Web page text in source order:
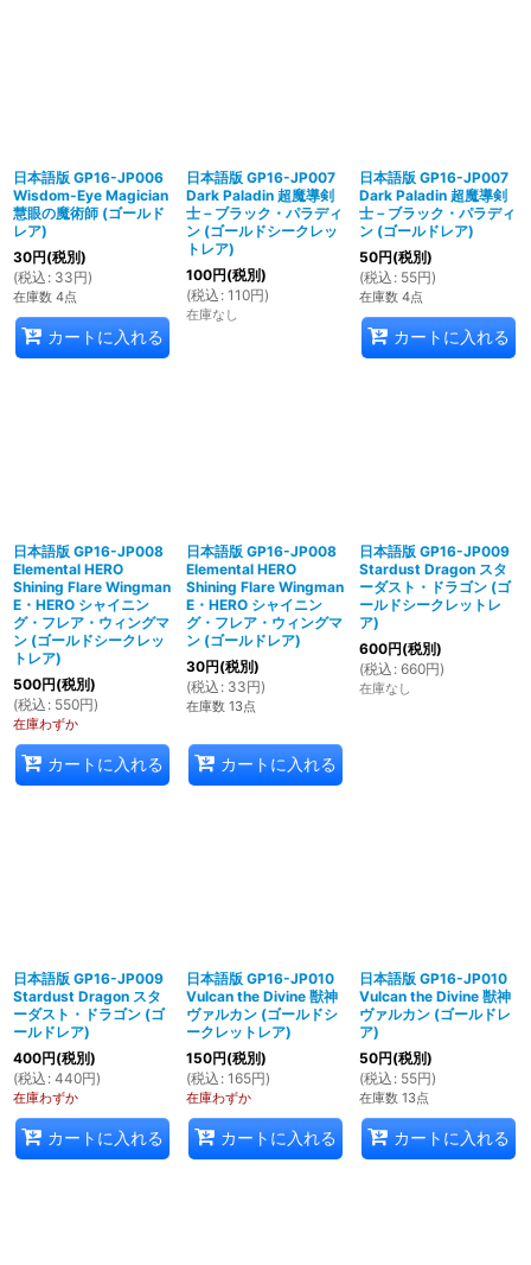
日本語版 GP16-JP006
Wisdom-Eye Magician
慧眼の魔術師 (ゴールド
レア)
30円(税別)
(税込 : 33円)
在庫数 4点
カートに入れる
日本語版 GP16-JP007
Dark Paladin 超魔導剣
士－ブラック・パラディ
ン (ゴールドシークレッ
トレア)
100円(税別)
(税込 : 110円)
在庫なし
日本語版 GP16-JP007
Dark Paladin 超魔導剣
士－ブラック・パラディ
ン (ゴールドレア)
50円(税別)
(税込 : 55円)
在庫数 4点
カートに入れる
日本語版 GP16-JP008
Elemental HERO
Shining Flare Wingman
E・HERO シャイニン
グ・フレア・ウィングマ
ン (ゴールドシークレッ
トレア)
500円(税別)
(税込 : 550円)
在庫わずか
カートに入れる
日本語版 GP16-JP008
Elemental HERO
Shining Flare Wingman
E・HERO シャイニン
グ・フレア・ウィングマ
ン (ゴールドレア)
30円(税別)
(税込 : 33円)
在庫数 13点
カートに入れる
日本語版 GP16-JP009
Stardust Dragon スタ
ーダスト・ドラゴン (ゴ
ールドシークレットレ
ア)
600円(税別)
(税込 : 660円)
在庫なし
日本語版 GP16-JP009
Stardust Dragon スタ
ーダスト・ドラゴン (ゴ
ールドレア)
400円(税別)
(税込 : 440円)
在庫わずか
カートに入れる
日本語版 GP16-JP010
Vulcan the Divine 獣神
ヴァルカン (ゴールドシ
ークレットレア)
150円(税別)
(税込 : 165円)
在庫わずか
カートに入れる
日本語版 GP16-JP010
Vulcan the Divine 獣神
ヴァルカン (ゴールドレ
ア)
50円(税別)
(税込 : 55円)
在庫数 13点
カートに入れる